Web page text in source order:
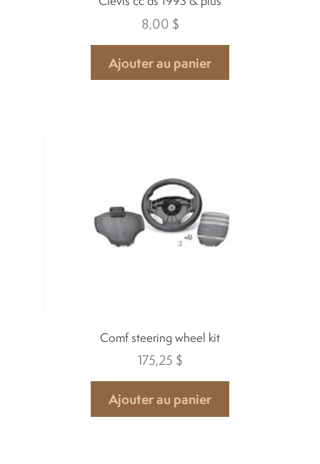
8,00 $
Ajouter au panier
Comf steering wheel kit
175,25 $
Ajouter au panier